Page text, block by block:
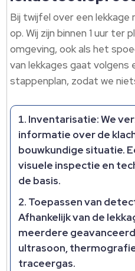
Bij twijfel over een
op.​ Wij zijn binnen 1 uur ter
omgeving, ook als het
van lekkages gaat volgens
stappenplan, zodat we
Inventarisatie: We
informatie over de
bouwkundige situatie.​
visuele inspectie en
de basis.​
Toepassen van
Afhankelijk van de
meerdere
ultrasoon,
traceergas.​